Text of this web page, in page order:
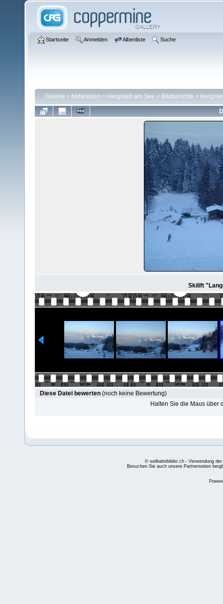
Startseite Anmelden Albenliste Suche
Galerie > Nidwalden > Hergiswil am See > Bildberichte >
Skilift
Diese Datei bewerten (noch keine Bewertung)
Halten Sie die Maus über
© seilbahnbilder.ch - Verwendung
Besuchen Sie auch unsere Partnerseiten